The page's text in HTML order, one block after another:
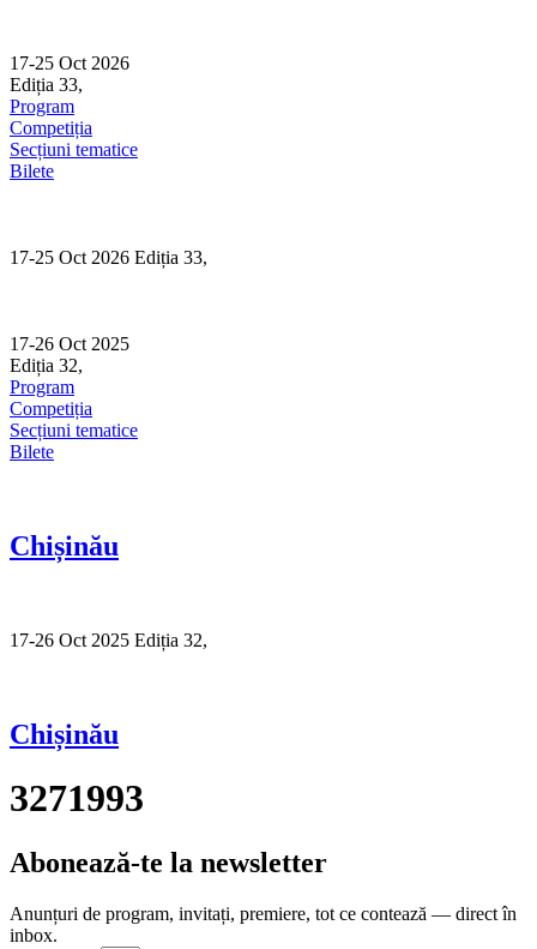
content
17-25 Oct 2026
Ediția 33,
Program
Competiția
Secțiuni tematice
Bilete
17-25 Oct 2026 Ediția 33,
17-26 Oct 2025
Ediția 32,
Program
Competiția
Secțiuni tematice
Bilete
Chișinău
17-26 Oct 2025 Ediția 32,
Chișinău
3271993
Abonează-te la newsletter
Anunțuri de program, invitați, premiere, tot ce contează — direct în
inbox.